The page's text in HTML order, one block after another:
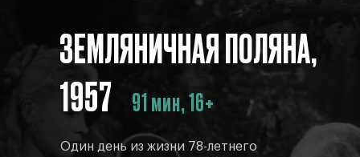
ЗЕМЛЯНИЧНАЯ ПОЛЯНА,
1957
91 мин, 16+
Один день из жизни 78-летнего